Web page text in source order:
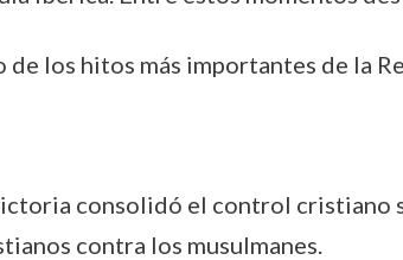
de los hitos más importantes de la
consolidó el control cristiano
contra los musulmanes.